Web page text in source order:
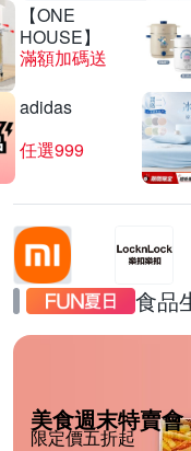
【ONE
HOUSE】
滿額加碼送
adidas
任選999
食品
美食週末特賣會
限定價五折起